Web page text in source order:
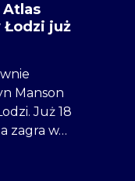
Atlas
już
Manson
Już 18
zagra w…